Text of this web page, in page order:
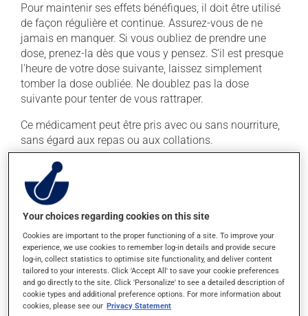
Pour maintenir ses effets bénéfiques, il doit être utilisé
de façon régulière et continue. Assurez-vous de ne
jamais en manquer. Si vous oubliez de prendre une
dose, prenez-la dès que vous y pensez. S'il est presque
l'heure de votre dose suivante, laissez simplement
tomber la dose oubliée. Ne doublez pas la dose
suivante pour tenter de vous rattraper.
Ce médicament peut être pris avec ou sans nourriture,
sans égard aux repas ou aux collations.
Effets indésirables
En plus de ses effets recherchés, ce produit peut à
l'occasion entraîner certains effets indésirables (effets
secondaires), notamment :
il peut causer des maux de tête;
il peut causer des étourdissements - levez-vous
lentement et soyez prudent avant de prendre le
volant;
Your choices regarding cookies on this site
Cookies are important to the proper functioning of a site. To improve your
experience, we use cookies to remember log-in details and provide secure
log-in, collect statistics to optimise site functionality, and deliver content
tailored to your interests. Click 'Accept All' to save your cookie preferences
and go directly to the site. Click 'Personalize' to see a detailed description of
cookie types and additional preference options. For more information about
cookies, please see our Privacy Statement